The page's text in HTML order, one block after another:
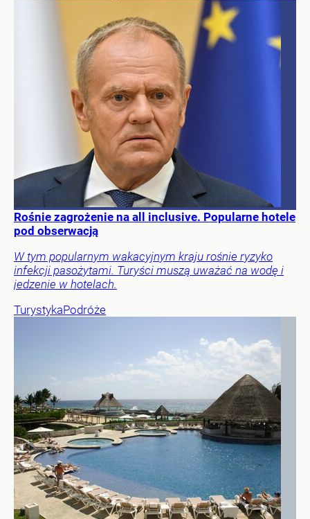
Rośnie zagrożenie na all inclusive. Popularne hotele
pod obserwacją
W tym popularnym wakacyjnym kraju rośnie ryzyko
infekcji pasożytami. Turyści muszą uważać na wodę i
jedzenie w hotelach.
TurystykaPodróże